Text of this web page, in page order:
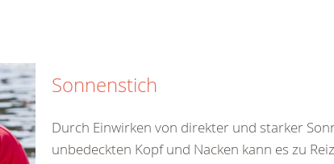
Sonnenstich
Durch Einwirken von direkter und starker
unbedeckten Kopf und Nacken kann es zu